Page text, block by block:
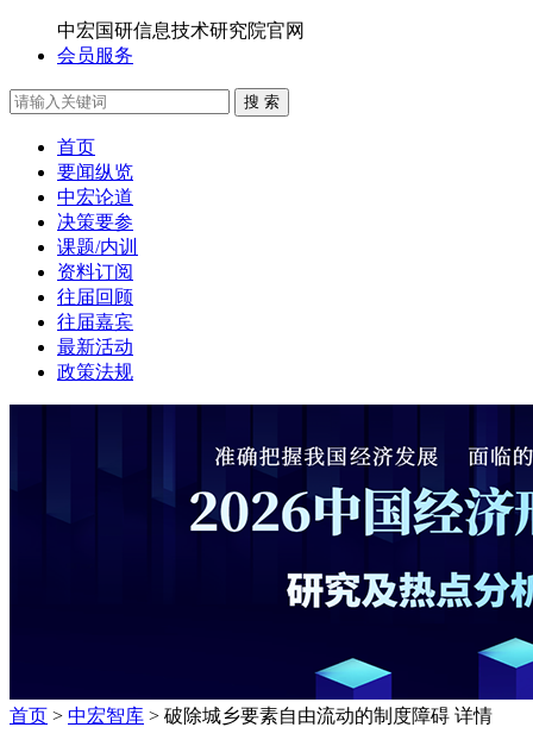
中宏国研信息技术研究院官网
会员服务
搜 索
首页
要闻纵览
中宏论道
决策要参
课题/内训
资料订阅
往届回顾
往届嘉宾
最新活动
政策法规
首页 > 中宏智库 > 破除城乡要素自由流动的制度障碍 详情